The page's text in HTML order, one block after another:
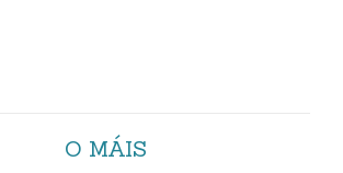
O MÁIS